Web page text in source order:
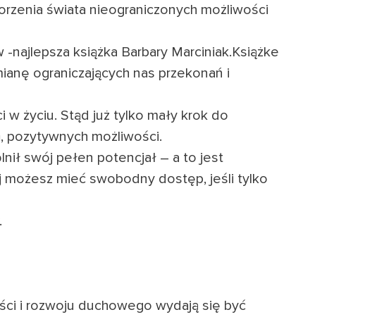
świata nieograniczonych możliwości
książka Barbary Marciniak.Książke
ograniczających nas przekonań i
życiu. Stąd już tylko mały krok do
pozytywnych możliwości.
swój pełen potencjał – a to jest
możesz mieć swobodny dostęp, jeśli tylko
i rozwoju duchowego wydają się być